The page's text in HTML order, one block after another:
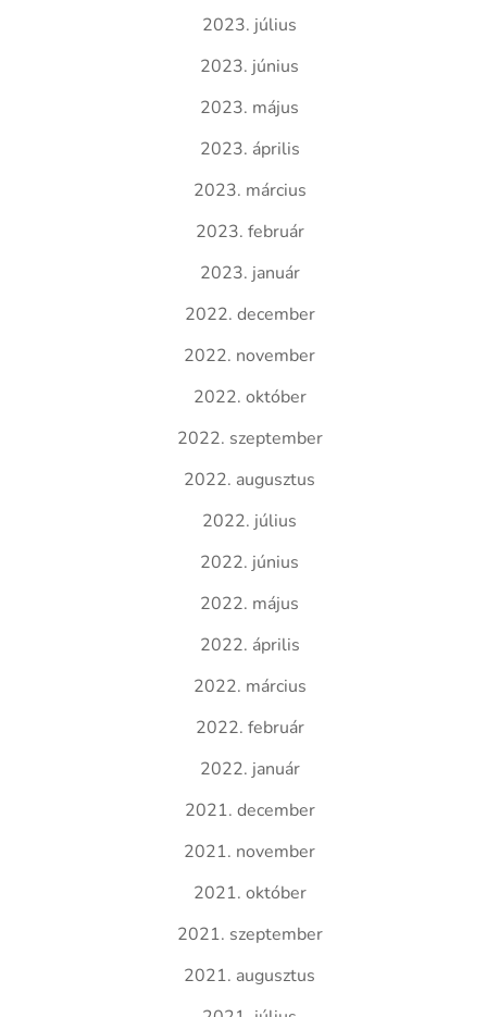
2023. július
2023. június
2023. május
2023. április
2023. március
2023. február
2023. január
2022. december
2022. november
2022. október
2022. szeptember
2022. augusztus
2022. július
2022. június
2022. május
2022. április
2022. március
2022. február
2022. január
2021. december
2021. november
2021. október
2021. szeptember
2021. augusztus